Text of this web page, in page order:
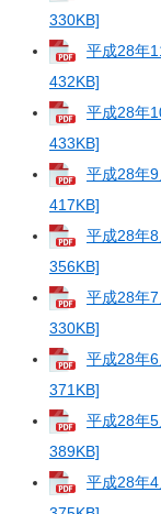
330KB]
平成28年
432KB]
平成28年
433KB]
平成28年
417KB]
平成28年
356KB]
平成28年
330KB]
平成28年
371KB]
平成28年
389KB]
平成28年